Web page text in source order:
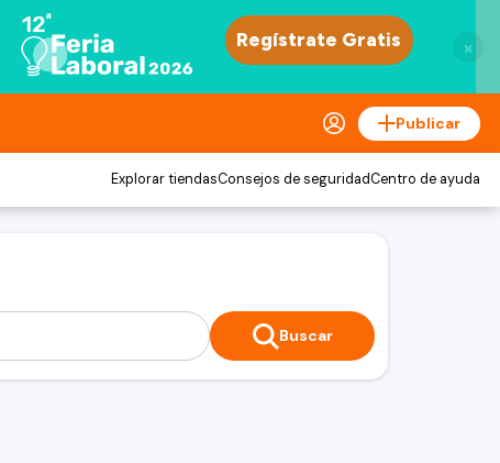
×
Publicar
Explorar tiendasConsejos de seguridadCentro de ayuda
Buscar